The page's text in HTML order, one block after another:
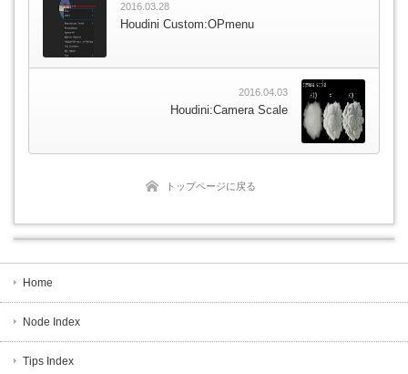
2016.03.28
Houdini Custom:OPmenu
2016.04.03
Houdini:Camera Scale
トップページに戻る
Home
Node Index
Tips Index